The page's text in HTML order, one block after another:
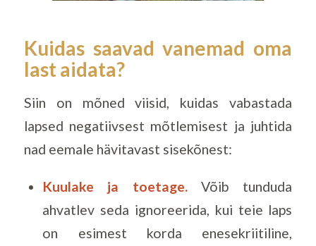
Kuidas saavad vanemad oma
last aidata?
Siin on mõned viisid, kuidas vabastada
lapsed negatiivsest mõtlemisest ja juhtida
nad eemale hävitavast sisekõnest:
Kuulake ja toetage.Võib tunduda
ahvatlev seda ignoreerida, kui teie laps
on esimest korda enesekriitiline,